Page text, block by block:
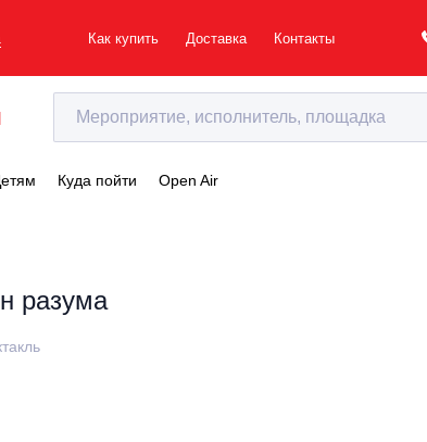
Как купить Доставка Контакты
Куда пойти Open Air
разума